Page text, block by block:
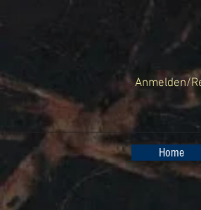
Anmelden/
Home